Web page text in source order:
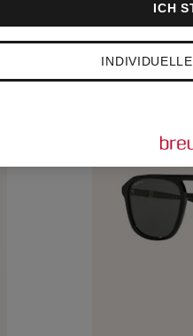
ICH